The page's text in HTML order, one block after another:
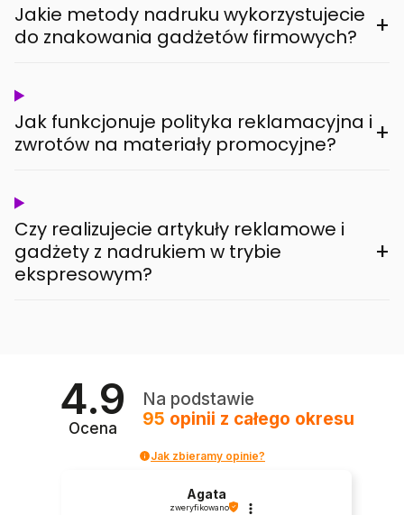
Jakie metody nadruku wykorzystujecie
do znakowania gadżetów firmowych?
+
Jak funkcjonuje polityka reklamacyjna i
zwrotów na materiały promocyjne?
+
Czy realizujecie artykuły reklamowe i
gadżety z nadrukiem w trybie
ekspresowym?
+
4.9
Ocena
Na podstawie
95 opinii z całego okresu
Jak zbieramy opinie?
Agata
zweryfikowano